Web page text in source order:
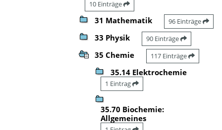
10 Einträge
31 Mathematik 96 Einträge
33 Physik 90 Einträge
35 Chemie 117 Einträge
35.14 Elektrochemie
1 Eintrag
35.70 Biochemie:
Allgemeines